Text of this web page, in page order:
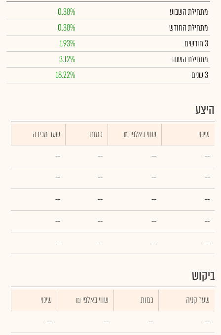
מתחילת השבוע
0.38%
מתחילת החודש
0.38%
3 חודשים
1.93%
מתחילת השנה
3.12%
3 שנים
18.22%
היצע
שינוי ₪ שווי באלפי כמות
שער מכירה
--
--
--
--
--
--
--
--
--
--
--
--
--
--
--
--
--
--
--
--
ביקוש
שער קניה כמות ₪ שווי באלפי
שינוי
--
--
--
--